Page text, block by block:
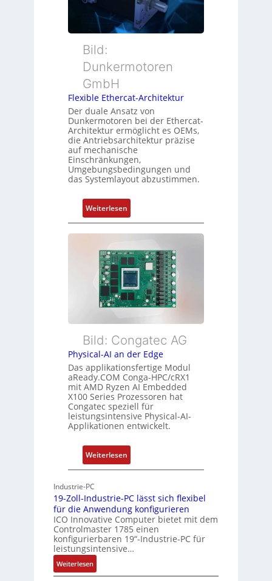
c
h
g
e
u
u
n
d
Z
u
s
t
d
b
e
r
w
a
u
n
g
t
e
y
s
o
r
g
t
f
ü
r
m
e
h
r
L
e
i
s
t
n
g
Bild:
Dunkermotoren
GmbH
Flexible Ethercat-Architektur
Der duale Ansatz von
Dunkermotoren bei der Ethercat-
Architektur ermöglicht es OEMs,
die Antriebsarchitektur präzise
auf mechanische
Einschränkungen,
Umgebungsbedingungen und
das Systemlayout abzustimmen.
Weiterlesen:
F
l
x
i
b
l
e
E
h
e
r
c
a
t
-
c
t
e
k
t
u
Bild: Congatec AG
Physical-AI an der Edge
Das applikationsfertige Modul
aReady.COM Conga-HPC/cRX1
mit AMD Ryzen AI Embedded
X100 Series Prozessoren hat
Congatec speziell für
leistungsintensive Physical-AI-
Applikationen entwickelt.
Weiterlesen:
P
y
s
i
c
a
Industrie-PC
19-Zoll-Industrie-PC lässt sich flexibel
für die Anwendung konfigurieren
ICO Innovative Computer bietet mit dem
Controlmaster 1785 einen
konfigurierbaren 19“-Industrie-PC für
leistungsintensive…
Weiterlesen:
1